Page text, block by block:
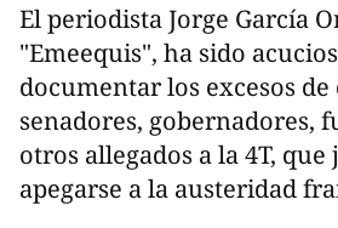
El periodista Jorge García
"Emeequis", ha sido
documentar los excesos
senadores, gobernadores,
otros allegados a la 4T,
apegarse a la austeridad